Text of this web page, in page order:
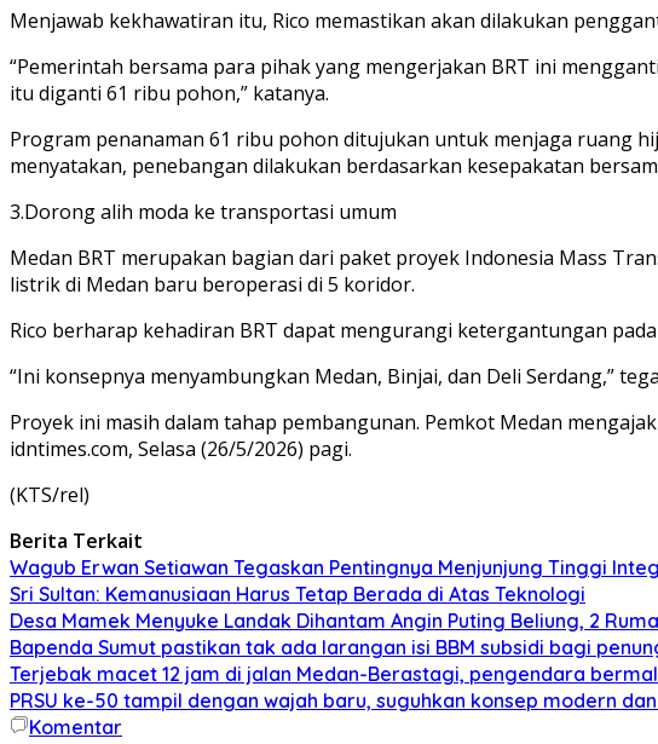
Menjawab kekhawatiran itu, Rico memastikan akan dilakukan
“Pemerintah bersama para pihak yang mengerjakan BRT ini
itu diganti 61 ribu pohon,” katanya.
Program penanaman 61 ribu pohon ditujukan untuk menjaga ruang
menyatakan, penebangan dilakukan berdasarkan kesepakatan
3.Dorong alih moda ke transportasi umum
Medan BRT merupakan bagian dari paket proyek Indonesia Mass
listrik di Medan baru beroperasi di 5 koridor.
Rico berharap kehadiran BRT dapat mengurangi ketergantungan
“Ini konsepnya menyambungkan Medan, Binjai, dan Deli Serdang,”
Proyek ini masih dalam tahap pembangunan. Pemkot Medan
idntimes.com, Selasa (26/5/2026) pagi.
(KTS/rel)
Berita Terkait
Wagub Erwan Setiawan Tegaskan Pentingnya Menjunjung Tinggi
Sri Sultan: Kemanusiaan Harus Tetap Berada di Atas Teknologi
Desa Mamek Menyuke Landak Dihantam Angin Puting Beliung, 2
Bapenda Sumut pastikan tak ada larangan isi BBM subsidi bagi
Terjebak macet 12 jam di jalan Medan-Berastagi, pengendara
PRSU ke-50 tampil dengan wajah baru, suguhkan konsep modern
Komentar